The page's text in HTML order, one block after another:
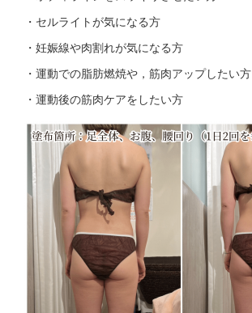
・セルライトが気になる方
・妊娠線や肉割れが気になる方
・運動での脂肪燃焼や，筋肉アップしたい方
・運動後の筋肉ケアをしたい方